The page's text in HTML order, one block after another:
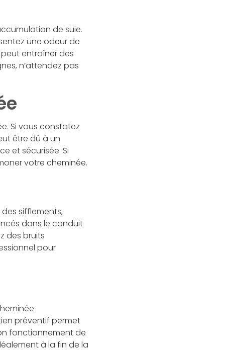
de suie.
une odeur de
entraîner des
n’attendez pas
Si vous constatez
être dû à un
et sécurisée. Si
votre cheminée.
sifflements,
dans le conduit
des bruits
pour
préventif permet
fonctionnement de
à la fin de la